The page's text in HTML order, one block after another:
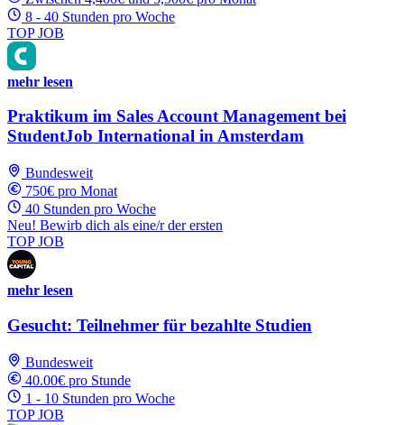
8 - 40 Stunden pro Woche
TOP JOB
mehr lesen
Praktikum im Sales Account Management bei
StudentJob International in Amsterdam
Bundesweit
750€ pro Monat
40 Stunden pro Woche
Neu! Bewirb dich als eine/r der ersten
TOP JOB
mehr lesen
Gesucht: Teilnehmer für bezahlte Studien
Bundesweit
40.00€ pro Stunde
1 - 10 Stunden pro Woche
TOP JOB